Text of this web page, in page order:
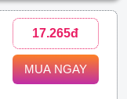
17.265đ
MUA NGAY